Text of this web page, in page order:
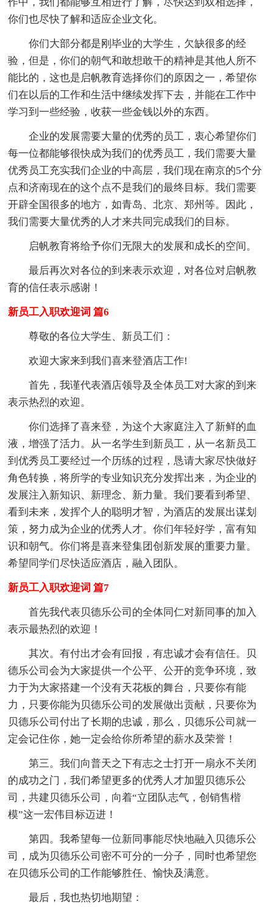
你们也尽快了解和适应企业文化。
你们大部分都是刚毕业的大学生，欠缺很多的经
验，但是，你们的朝气和敢想敢干的精神是其他人所不
能比的，这也是启帆教育选择你们的原因之一，希望你
们在以后的工作和生活中继续发挥下去，并能在工作中
学习到一些经验，收获一些金钱以外的东西。
企业的发展需要大量的优秀的员工，衷心希望你们
每一位都能够很快成为我们的优秀员工，我们需要大量
优秀员工充实我们企业的中高层，我们现在南京的5个分
点和济南现在的这个点不是我们的最终目标。我们需要
开辟全国很多的地方，如青岛、北京、郑州等。因此，
我们需要大量优秀的人才来共同完成我们的目标。
启帆教育将给予你们无限大的发展和成长的空间。
最后再次对各位的到来表示欢迎，对各位对启帆教
育的信任表示感谢！
新员工入职欢迎词 篇6
尊敬的各位大学生、新员工们：
欢迎大家来到我们喜来登酒店工作!
首先，我谨代表酒店领导及全体员工对大家的到来
表示热烈的欢迎。
你们选择了喜来登，为这个大家庭注入了新鲜的血
液，增强了活力。从一名学生到新员工，从一名新员工
到优秀员工要经过一个历练的过程，恳请大家尽快做好
角色转换，将所学的专业知识充分发挥出来，为企业的
发展注入新知识、新理念、新力量。我们要看到希望、
看到未来，发挥个人的聪明才智，为酒店的发展出谋划
策，努力成为企业的优秀人才。你们年轻好学，富有知
识和朝气。你们将是喜来登集团创新发展的重要力量。
希望同学们尽快适应酒店，融入团队。
新员工入职欢迎词 篇7
首先我代表贝德乐公司的全体同仁对新同事的加入
表示最热烈的欢迎！
其次。有付出才会有回报，有忠诚才会有信任。贝
德乐公司会为大家提供一个公平、公开的竞争环境，致
力于为大家搭建一个没有天花板的舞台，只要你有能
力，只要你能为贝德乐公司的发展做出贡献，只要你为
贝德乐公司付出了长期的忠诚，那么，贝德乐公司就一
定会记住你，她一定会给你所希望的薪水及荣誉！
第三。我们向普天之下有志之士打开一扇永不关闭
的成功之门，我们希望更多的优秀人才加盟贝德乐公
司，共建贝德乐公司，向着“立团队志气，创销售楷
模”这一宏伟目标迈进！
第四。我希望每一位新同事能尽快地融入贝德乐公
司，成为贝德乐公司密不可分的一分子，同时也希望您
在贝德乐公司的工作能够胜任、愉快及满意。
最后，我也热切地期望：